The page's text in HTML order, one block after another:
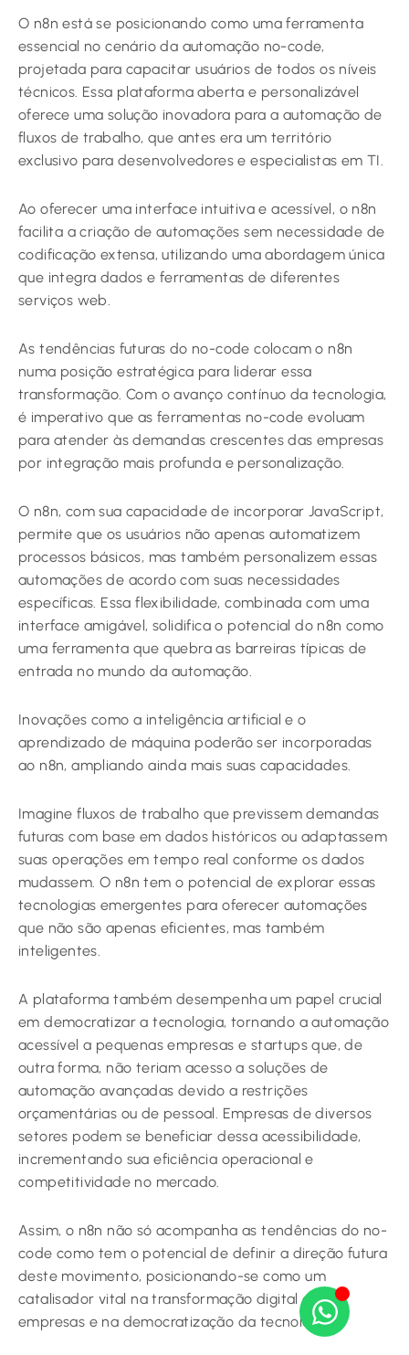
O n8n está se posicionando como uma ferramenta
essencial no cenário da automação no-code,
projetada para capacitar usuários de todos os níveis
técnicos. Essa plataforma aberta e personalizável
oferece uma solução inovadora para a automação de
fluxos de trabalho, que antes era um território
exclusivo para desenvolvedores e especialistas em TI.
Ao oferecer uma interface intuitiva e acessível, o n8n
facilita a criação de automações sem necessidade de
codificação extensa, utilizando uma abordagem única
que integra dados e ferramentas de diferentes
serviços web.
As tendências futuras do no-code colocam o n8n
numa posição estratégica para liderar essa
transformação. Com o avanço contínuo da tecnologia,
é imperativo que as ferramentas no-code evoluam
para atender às demandas crescentes das empresas
por integração mais profunda e personalização.
O n8n, com sua capacidade de incorporar JavaScript,
permite que os usuários não apenas automatizem
processos básicos, mas também personalizem essas
automações de acordo com suas necessidades
específicas. Essa flexibilidade, combinada com uma
interface amigável, solidifica o potencial do n8n como
uma ferramenta que quebra as barreiras típicas de
entrada no mundo da automação.
Inovações como a inteligência artificial e o
aprendizado de máquina poderão ser incorporadas
ao n8n, ampliando ainda mais suas capacidades.
Imagine fluxos de trabalho que previssem demandas
futuras com base em dados históricos ou adaptassem
suas operações em tempo real conforme os dados
mudassem. O n8n tem o potencial de explorar essas
tecnologias emergentes para oferecer automações
que não são apenas eficientes, mas também
inteligentes.
A plataforma também desempenha um papel crucial
em democratizar a tecnologia, tornando a automação
acessível a pequenas empresas e startups que, de
outra forma, não teriam acesso a soluções de
automação avançadas devido a restrições
orçamentárias ou de pessoal. Empresas de diversos
setores podem se beneficiar dessa acessibilidade,
incrementando sua eficiência operacional e
competitividade no mercado.
Assim, o n8n não só acompanha as tendências do no-
code como tem o potencial de definir a direção futura
deste movimento, posicionando-se como um
catalisador vital na transformação digital das
empresas e na democratização da tecnologia.